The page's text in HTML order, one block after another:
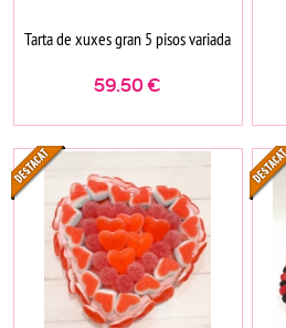
Tarta de xuxes gran 5 pisos variada
59.50€